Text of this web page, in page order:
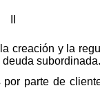
creación y la
subordinada.
parte de